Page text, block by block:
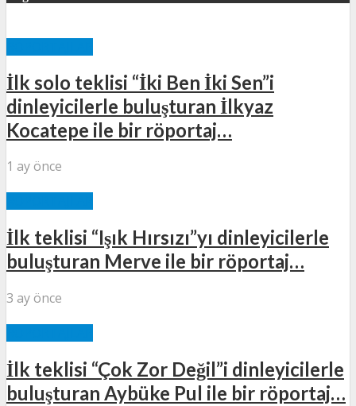
İlk solo teklisi “İki Ben İki Sen”i
dinleyicilerle buluşturan İlkyaz
Kocatepe ile bir röportaj…
1 ay önce
İlk teklisi “Işık Hırsızı”yı dinleyicilerle
buluşturan Merve ile bir röportaj…
3 ay önce
İlk teklisi “Çok Zor Değil”i dinleyicilerle
buluşturan Aybüke Pul ile bir röportaj…